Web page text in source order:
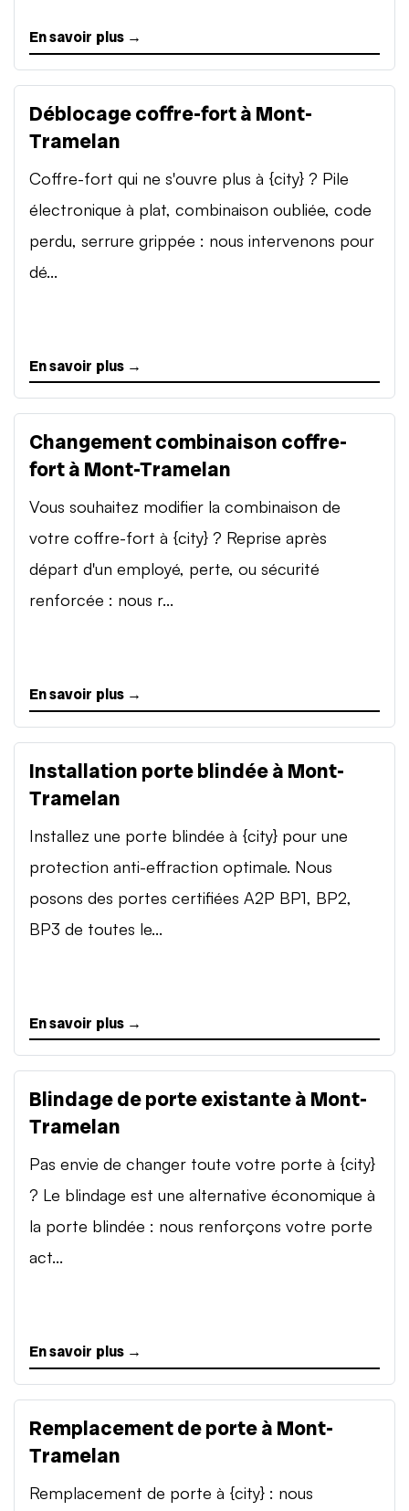
En savoir plus →
Déblocage coffre-fort à Mont-
Tramelan
Coffre-fort qui ne s'ouvre plus à {city} ? Pile
électronique à plat, combinaison oubliée, code
perdu, serrure grippée : nous intervenons pour
dé...
En savoir plus →
Changement combinaison coffre-
fort à Mont-Tramelan
Vous souhaitez modifier la combinaison de
votre coffre-fort à {city} ? Reprise après
départ d'un employé, perte, ou sécurité
renforcée : nous r...
En savoir plus →
Installation porte blindée à Mont-
Tramelan
Installez une porte blindée à {city} pour une
protection anti-effraction optimale. Nous
posons des portes certifiées A2P BP1, BP2,
BP3 de toutes le...
En savoir plus →
Blindage de porte existante à Mont-
Tramelan
Pas envie de changer toute votre porte à {city}
? Le blindage est une alternative économique à
la porte blindée : nous renforçons votre porte
act...
En savoir plus →
Remplacement de porte à Mont-
Tramelan
Remplacement de porte à {city} : nous